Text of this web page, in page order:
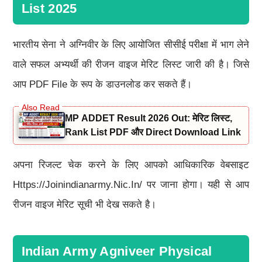
List 2025
भारतीय सेना ने अग्निवीर के लिए आयोजित सीसीई परीक्षा में भाग लेने
वाले सफल अभ्यर्थी की रीजन वाइज मेरिट लिस्ट जारी की है। जिसे
आप PDF File के रूप के डाउनलोड कर सकते हैं।
MP ADDET Result 2026 Out: मेरिट लिस्ट,
Rank List PDF और Direct Download Link
अपना रिजल्ट चेक करने के लिए आपको आधिकारिक वेबसाइट
Https://joinindianarmy.nic.in/ पर जाना होगा। यही से आप
रीजन वाइज मेरिट सूची भी देख सकते है।
Indian Army Agniveer Physical